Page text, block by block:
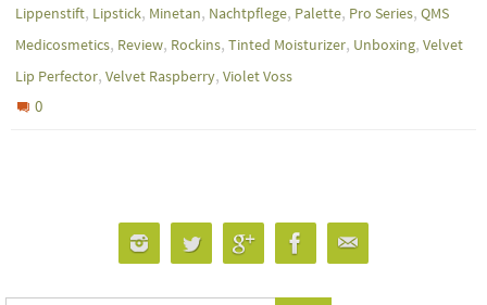
Lippenstift, Lipstick, Minetan, Nachtpflege, Palette, Pro Series, QMS
Medicosmetics, Review, Rockins, Tinted Moisturizer, Unboxing, Velvet
Lip Perfector, Velvet Raspberry, Violet Voss
0